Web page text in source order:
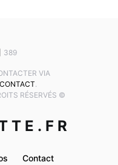
389
VIA
.
RÉSERVÉS ©
Contact